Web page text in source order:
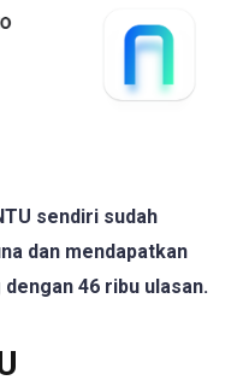
sendiri sudah
dan mendapatkan
46 ribu ulasan.